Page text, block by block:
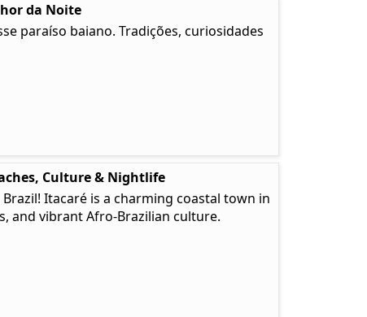
da Noite
paraíso baiano. Tradições, curiosidades
Culture & Nightlife
Itacaré is a charming coastal town in
and vibrant Afro-Brazilian culture.